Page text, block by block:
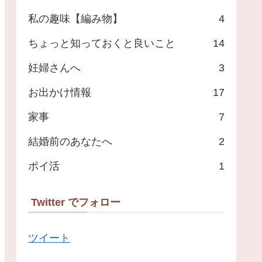
私の趣味【編み物】 4
ちょっと知っておくと良いこと 14
妊婦さんへ 3
お出かけ情報 17
家事 7
結婚前のあなたへ 2
ポイ活 1
Twitter でフォロー
ツイート